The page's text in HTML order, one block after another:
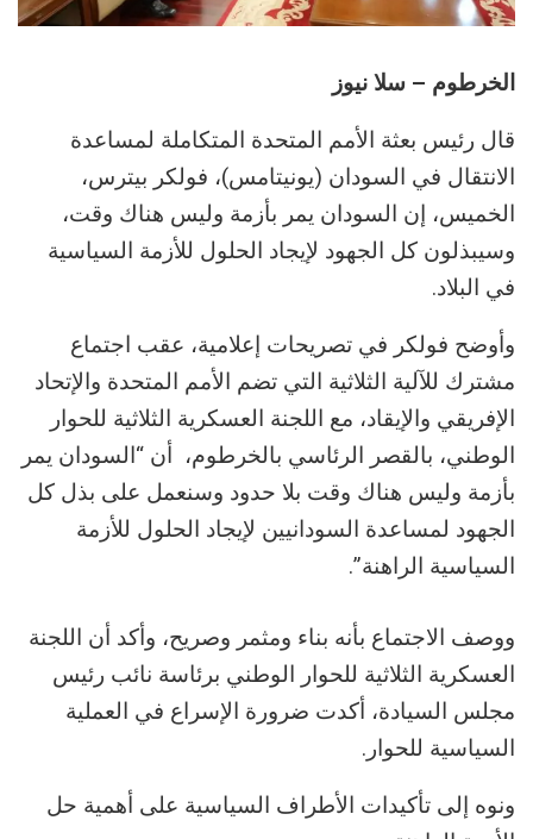
الخرطوم – سلا نيوز
قال رئيس بعثة الأمم المتحدة المتكاملة لمساعدة
الانتقال في السودان (يونيتامس)، فولكر بيترس،
الخميس، إن السودان يمر بأزمة وليس هناك وقت،
وسيبذلون كل الجهود لإيجاد الحلول للأزمة السياسية
في البلاد.
وأوضح فولكر في تصريحات إعلامية، عقب اجتماع
مشترك للآلية الثلاثية التي تضم الأمم المتحدة والإتحاد
الإفريقي والإيقاد، مع اللجنة العسكرية الثلاثية للحوار
الوطني، بالقصر الرئاسي بالخرطوم، أن “السودان يمر
بأزمة وليس هناك وقت بلا حدود وسنعمل على بذل كل
الجهود لمساعدة السودانيين لإيجاد الحلول للأزمة
السياسية الراهنة”.
ووصف الاجتماع بأنه بناء ومثمر وصريح، وأكد أن اللجنة
العسكرية الثلاثية للحوار الوطني برئاسة نائب رئيس
مجلس السيادة، أكدت ضرورة الإسراع في العملية
السياسية للحوار.
ونوه إلى تأكيدات الأطراف السياسية على أهمية حل